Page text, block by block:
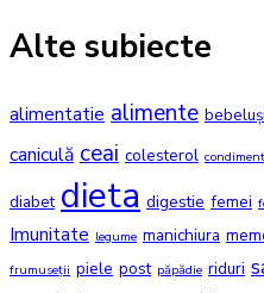
Alte subiecte
alimentatie alimente bebeluși
caniculă ceai colesterol
diabet dieta digestie femei
Imunitate legume manichiura
frumuseții piele post păpădie riduri